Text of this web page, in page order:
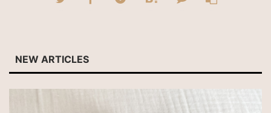
NEW ARTICLES